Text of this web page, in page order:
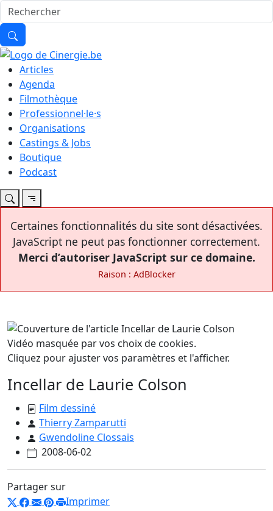
Articles
Agenda
Filmothèque
Professionnel·le·s
Organisations
Castings & Jobs
Boutique
Podcast
Certaines fonctionnalités du site sont désactivées.
JavaScript ne peut pas fonctionner correctement.
Merci d’autoriser JavaScript sur ce domaine.
Raison : AdBlocker
Vidéo masquée par vos choix de cookies.
Cliquez pour ajuster vos paramètres et l'afficher.
Incellar de Laurie Colson
Film dessiné
Thierry Zamparutti
Gwendoline Clossais
2008-06-02
Partager sur
Imprimer